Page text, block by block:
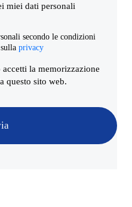
miei dati personali
secondo le condizioni
privacy
la memorizzazione
questo sito web.